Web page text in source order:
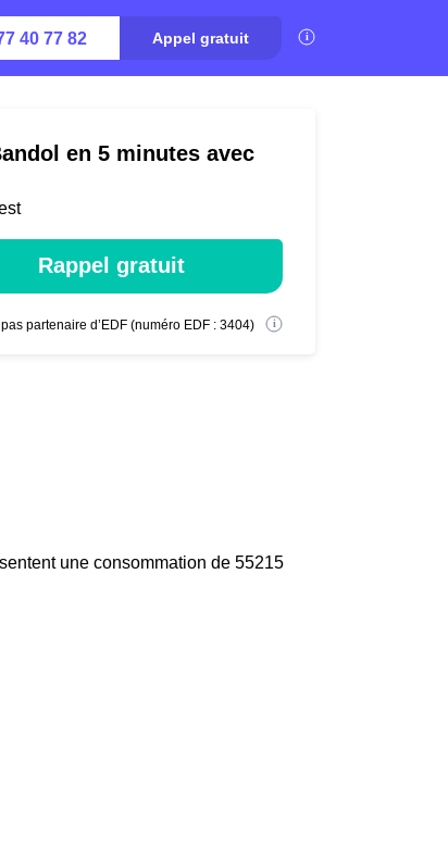
40 77 82 Appel gratuit
en 5 minutes avec
Rappel gratuit
partenaire d’EDF (numéro EDF : 3404)
une consommation de 55215